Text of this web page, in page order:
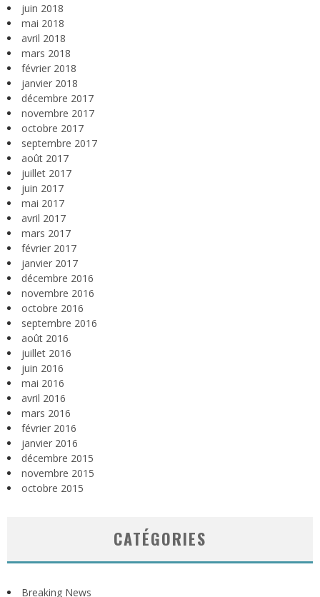
juin 2018
mai 2018
avril 2018
mars 2018
février 2018
janvier 2018
décembre 2017
novembre 2017
octobre 2017
septembre 2017
août 2017
juillet 2017
juin 2017
mai 2017
avril 2017
mars 2017
février 2017
janvier 2017
décembre 2016
novembre 2016
octobre 2016
septembre 2016
août 2016
juillet 2016
juin 2016
mai 2016
avril 2016
mars 2016
février 2016
janvier 2016
décembre 2015
novembre 2015
octobre 2015
CATÉGORIES
Breaking News